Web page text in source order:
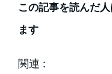
この記事を読んだ
ます
関連 :